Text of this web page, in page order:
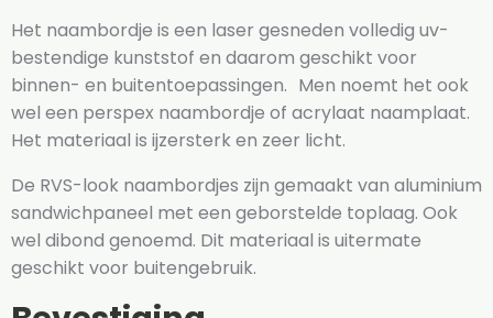
Het naambordje is een laser gesneden volledig uv-
bestendige kunststof en daarom geschikt voor
binnen- en buitentoepassingen. Men noemt het ook
wel een perspex naambordje of acrylaat naamplaat.
Het materiaal is ijzersterk en zeer licht.
De RVS-look naambordjes zijn gemaakt van aluminium
sandwichpaneel met een geborstelde toplaag. Ook
wel dibond genoemd. Dit materiaal is uitermate
geschikt voor buitengebruik.